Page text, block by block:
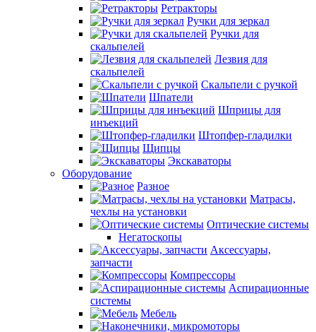
Ретракторы
Ручки для зеркал
Ручки для
скальпелей
Лезвия для
скальпелей
Скальпели с ручкой
Шпатели
Шприцы для
инъекций
Штопфер-гладилки
Щипцы
Экскаваторы
Оборудование
Разное
Матрасы,
чехлы на установки
Оптические системы
Негатоскопы
Аксессуары,
запчасти
Компрессоры
Аспирационные
системы
Мебель